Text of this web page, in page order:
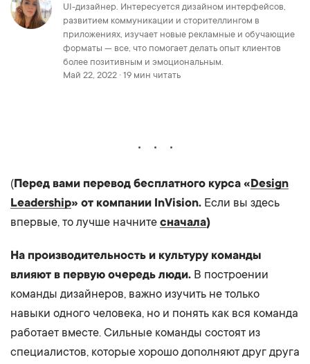
UI-дизайнер. Интересуется дизайном интерфейсов,
развитием коммуникации и сторителлингом в
приложениях, изучает новые рекламные и обучающие
форматы — все, что помогает делать опыт клиентов
более позитивным и эмоциональным.
Май 22, 2022 · 19 мин читать
(Перед вами перевод бесплатного курса «Design
Leadership» от компании InVision. Если вы здесь
впервые, то лучше начните сначала)
На производительность и культуру команды
влияют в первую очередь люди. В построении
команды дизайнеров, важно изучить не только
навыки одного человека, но и понять как вся команда
работает вместе. Сильные команды состоят из
специалистов, которые хорошо дополняют друг друга